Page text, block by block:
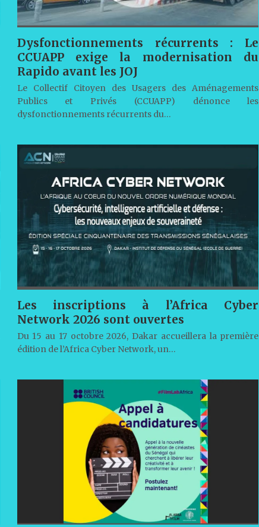
Dysfonctionnements récurrents : Le
CCUAPP exige la modernisation du
Rapido avant les JOJ
Le Collectif Citoyen des Usagers des Aménagements
Publics et Privés (CCUAPP) dénonce les
dysfonctionnements récurrents du…
Les inscriptions à l’Africa Cyber
Network 2026 sont ouvertes
Du 15 au 17 octobre 2026, Dakar accueillera la première
édition de l’Africa Cyber Network, un…